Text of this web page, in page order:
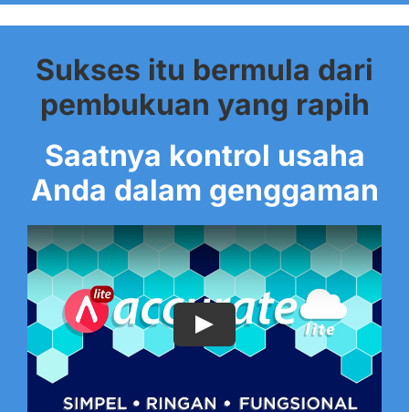
Sukses itu bermula dari
pembukuan yang rapih
Saatnya kontrol usaha
Anda dalam genggaman
Play